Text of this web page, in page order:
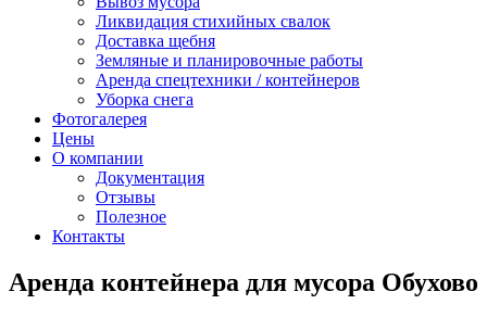
Ликвидация стихийных свалок
Доставка щебня
Земляные и планировочные работы
Аренда спецтехники / контейнеров
Уборка снега
Фотогалерея
Цены
О компании
Документация
Отзывы
Полезное
Контакты
Аренда контейнера для мусора Обухово